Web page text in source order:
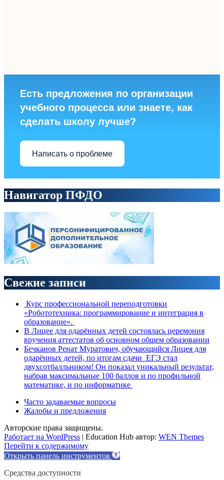
Есть предложения по организации
учебного процесса или знаете, как
сделать школу лучше?
Написать о проблеме
Навигатор ПФДО
Свежие записи
Курс профессиональной переподготовки
«Робототехника: программирование и интеграция в
образование».
В Лицее для одарённых детей состоялась церемония
вручения аттестатов об основном общем образовании
Бечканов Ренат Муратович, обучающийся Лицея для
одарённых детей, по итогам сдачи ЕГЭ стал
двухсотбалльником! Он показал уникальный результат,
набрав максимальные 100 баллов и по профильной
математике, и по информатике
Часто задаваемые вопросы
Жалобы и предложения
Авторские права защищены.
Работает на WordPress | Education Hub автор: WEN Themes
Перейти к содержимому
Открыть панель инструментов
Средства доступности